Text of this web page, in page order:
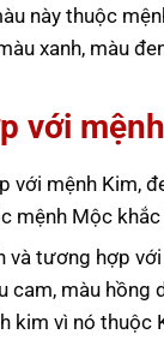
này thuộc
xanh, màu
với
mệnh Kim,
mệnh Mộc khắc
tương hợp
màu
kim vì nó